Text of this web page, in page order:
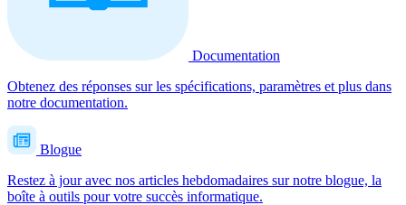
Documentation
Obtenez des réponses sur les spécifications, paramètres et plus dans
notre documentation.
Blogue
Restez à jour avec nos articles hebdomadaires sur notre blogue, la
boîte à outils pour votre succès informatique.